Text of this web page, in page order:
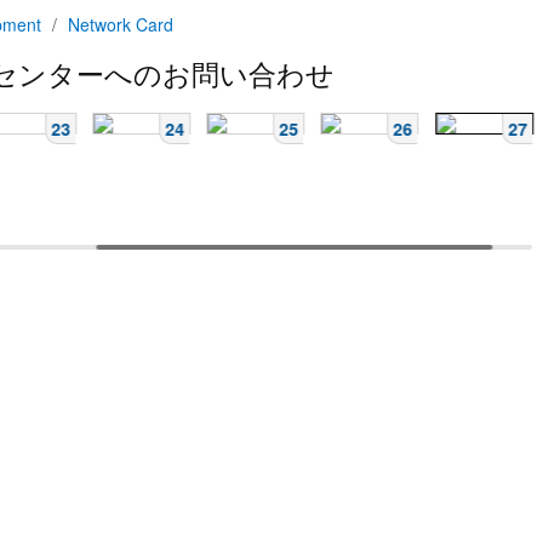
/ Network Card
ンターへのお問い合わせ
23 24 25 26 27